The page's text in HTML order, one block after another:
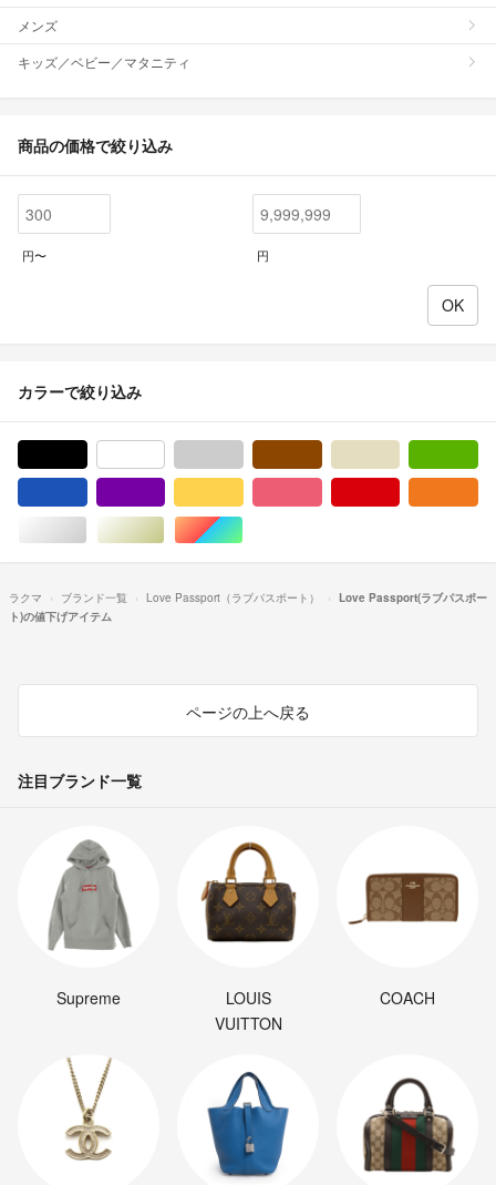
メンズ
キッズ／ベビー／マタニティ
商品の価格で絞り込み
円〜 円
カラーで絞り込み
シルバー/銀色系ゴールド/金色系マルチカラー
ラクマ ブランド一覧 Love Passport（ラブパスポート）
Love Passport(ラブパスポー
ト)の値下げアイテム
ページの上へ戻る
注目ブランド一覧
Supreme
LOUIS
VUITTON
COACH